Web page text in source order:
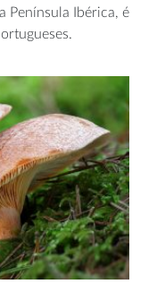
Península Ibérica, é